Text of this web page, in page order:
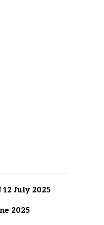
12 July 2025
2025